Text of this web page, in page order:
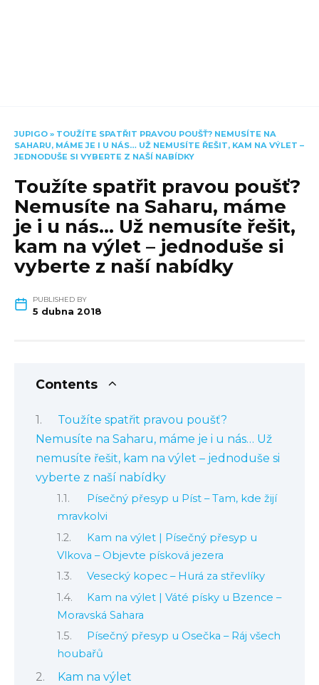
JUPIGO » TOUŽÍTE SPATŘIT PRAVOU POUŠŤ? NEMUSÍTE NA
SAHARU, MÁME JE I U NÁS… UŽ NEMUSÍTE ŘEŠIT, KAM NA VÝLET –
JEDNODUŠE SI VYBERTE Z NAŠÍ NABÍDKY
Toužíte spatřit pravou poušť?
Nemusíte na Saharu, máme
je i u nás… Už nemusíte řešit,
kam na výlet – jednoduše si
vyberte z naší nabídky
PUBLISHED BY
5 dubna 2018
Contents
Toužíte spatřit pravou poušť?
Nemusíte na Saharu, máme je i u nás… Už
nemusíte řešit, kam na výlet – jednoduše si
vyberte z naší nabídky
Písečný přesyp u Píst – Tam, kde žijí
mravkolvi
Kam na výlet | Písečný přesyp u
Vlkova – Objevte písková jezera
Vesecký kopec – Hurá za střevlíky
Kam na výlet | Váté písky u Bzence –
Moravská Sahara
Písečný přesyp u Osečka – Ráj všech
houbařů
Kam na výlet